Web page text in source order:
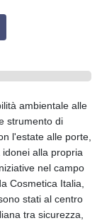
strumento di
l'estate alle porte,
alla propria
nel campo
Cosmetica Italia,
stati al centro
tra sicurezza,